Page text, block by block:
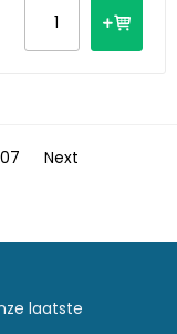
Next
laatste